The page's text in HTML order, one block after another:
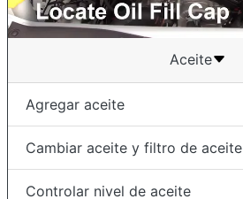
Aceite
Agregar aceite
Cambiar aceite y filtro de aceite
Controlar nivel de aceite